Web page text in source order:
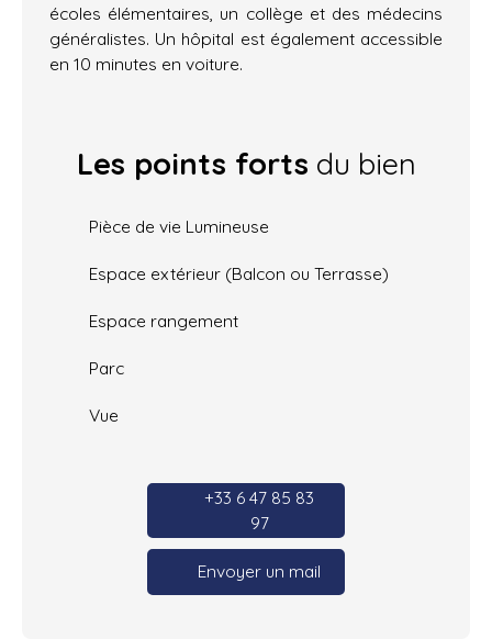
écoles élémentaires, un collège et des médecins
généralistes. Un hôpital est également accessible
en 10 minutes en voiture.
Les points forts du bien
Pièce de vie Lumineuse
Espace extérieur (Balcon ou Terrasse)
Espace rangement
Parc
Vue
+33 6 47 85 83
97
Envoyer un mail